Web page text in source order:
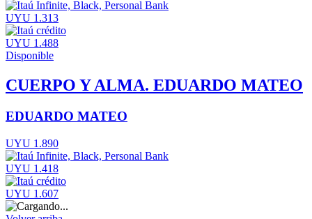
UYU 1.313
UYU 1.488
Disponible
CUERPO Y ALMA. EDUARDO MATEO
EDUARDO MATEO
UYU 1.890
UYU 1.418
UYU 1.607